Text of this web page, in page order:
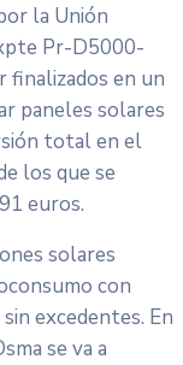
la Unión
Pr-D5000-
finalizados en un
paneles solares
total en el
los que se
euros.
solares
con
excedentes. En
se va a